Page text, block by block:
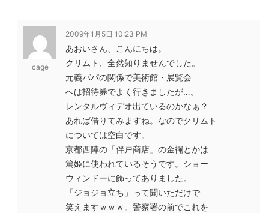
cage
2009年1月5日 10:23 PM
あおいさん、こんにちは。
クリムト、全然知りませんでした。
元義パパの関係で美術館・展覧会
へは招待券でよく行きましたが…。
レンタルヴィデオ出ているのかなぁ？
あれば借りてみますね。なのでクリムト
については空白です。
京都西陣の「伴戸商店」の金襴とかは
篤姫に使われているそうです。ショー
ウィンドーに飾ってありました。
「ジョジョ立ち」って聞いただけで
笑えますｗｗｗ。警察署の前でこれを